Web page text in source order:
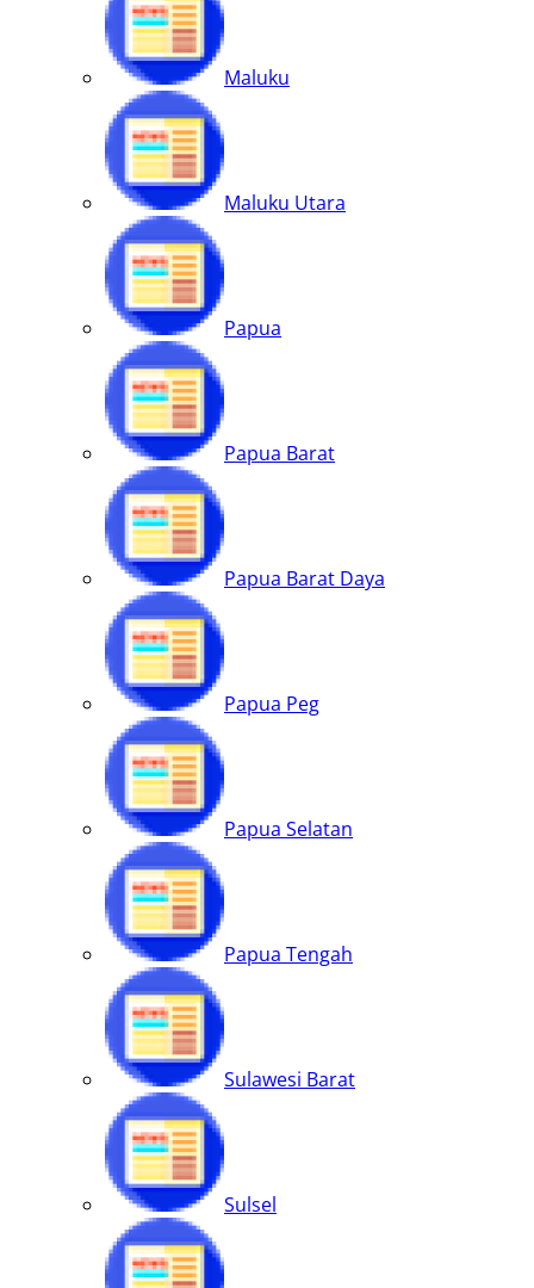
Maluku
Maluku Utara
Papua
Papua Barat
Papua Barat Daya
Papua Peg
Papua Selatan
Papua Tengah
Sulawesi Barat
Sulsel